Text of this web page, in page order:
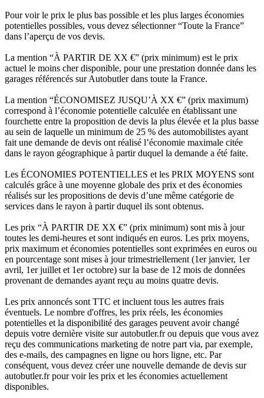
Pour voir le prix le plus bas possible et les plus larges économies
potentielles possibles, vous devez sélectionner “Toute la France”
dans l’aperçu de vos devis.
La mention “À PARTIR DE XX €” (prix minimum) est le prix
actuel le moins cher disponible, pour une prestation donnée dans les
garages référencés sur Autobutler dans toute la France.
La mention “ÉCONOMISEZ JUSQU’À XX €” (prix maximum)
correspond à l’économie potentielle calculée en établissant une
fourchette entre la proposition de devis la plus élevée et la plus basse
au sein de laquelle un minimum de 25 % des automobilistes ayant
fait une demande de devis ont réalisé l’économie maximale citée
dans le rayon géographique à partir duquel la demande a été faite.
Les ÉCONOMIES POTENTIELLES et les PRIX MOYENS sont
calculés grâce à une moyenne globale des prix et des économies
réalisés sur les propositions de devis d’une même catégorie de
services dans le rayon à partir duquel ils sont obtenus.
Les prix “À PARTIR DE XX €” (prix minimum) sont mis à jour
toutes les demi-heures et sont indiqués en euros. Les prix moyens,
prix maximum et économies potentielles sont exprimées en euros ou
en pourcentage sont mises à jour trimestriellement (1er janvier, 1er
avril, 1er juillet et 1er octobre) sur la base de 12 mois de données
provenant de demandes ayant reçu au moins quatre devis.
Les prix annoncés sont TTC et incluent tous les autres frais
éventuels. Le nombre d'offres, les prix réels, les économies
potentielles et la disponibilité des garages peuvent avoir changé
depuis votre dernière visite sur autobutler.fr ou depuis que vous avez
reçu des communications marketing de notre part via, par exemple,
des e-mails, des campagnes en ligne ou hors ligne, etc. Par
conséquent, vous devez créer une nouvelle demande de devis sur
autobutler.fr pour voir les prix et les économies actuellement
disponibles.